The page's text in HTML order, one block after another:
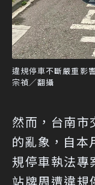
違規停車不斷嚴重影
宗禎／翻攝
然而，台南市
的亂象，自本
規停車執法專
站牌周遭違規